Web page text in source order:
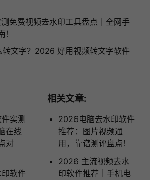
免费视频去水印工具盘点｜全网手
转文字？2026 好用视频转文字软件
实测
在线
对
软件
相关文章:
2026电脑去水印软件
推荐：图片视频通
用，靠谱测评盘点！
2026 主流视频去水
印软件推荐｜手机电